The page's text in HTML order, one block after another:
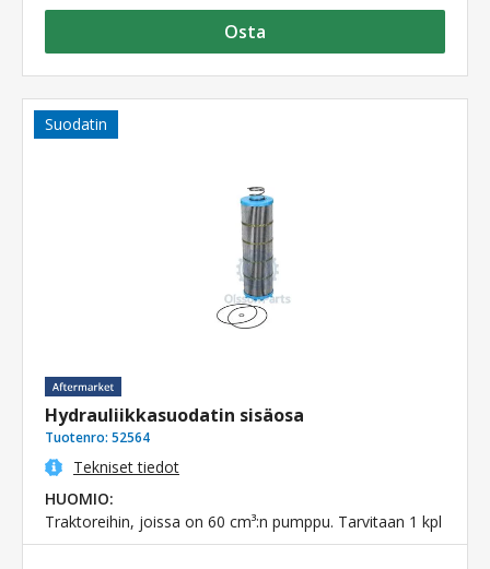
Osta
Suodatin
Hydrauliikkasuodatin sisäosa
Tuotenro: 52564
Tekniset tiedot
HUOMIO:
Traktoreihin, joissa on 60 cm³:n pumppu. Tarvitaan 1 kpl